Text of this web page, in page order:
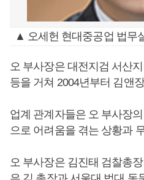
▲ 오세헌 현대중공업 법무
오 부사장은 대전지검 서산
등을 거쳐 2004년부터 김앤
업계 관계자들은 오 부사장
으로 어려움을 겪는 상황과
오 부사장은 김진태 검찰총